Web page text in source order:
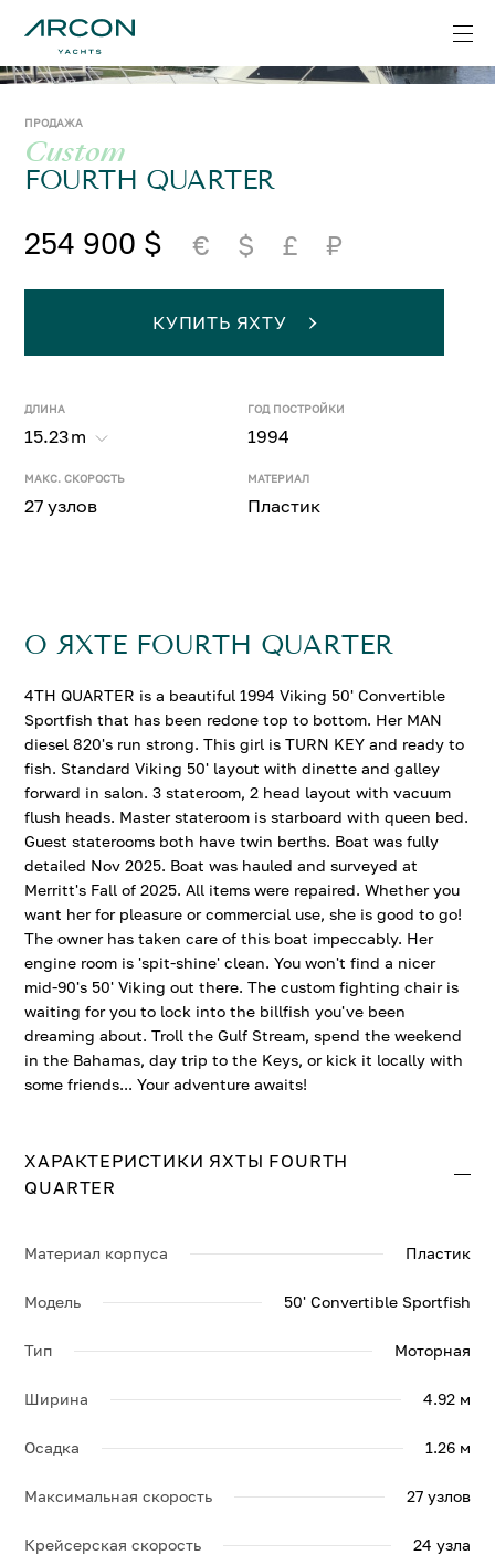
ПРОДАЖА
Custom
FOURTH QUARTER
254 900 $ € $ £ ₽
ДЛИНА
15.23m
ГОД ПОСТРОЙКИ
1994
МАКС. СКОРОСТЬ
27 узлов
МАТЕРИАЛ
Пластик
КУПИТЬ ЯХТУ
О ЯХТЕ FOURTH QUARTER
4TH QUARTER is a beautiful 1994 Viking 50' Convertible
Sportfish that has been redone top to bottom. Her MAN
diesel 820's run strong. This girl is TURN KEY and ready to
fish. Standard Viking 50' layout with dinette and galley
forward in salon. 3 stateroom, 2 head layout with vacuum
flush heads. Master stateroom is starboard with queen bed.
Guest staterooms both have twin berths. Boat was fully
detailed Nov 2025. Boat was hauled and surveyed at
Merritt's Fall of 2025. All items were repaired. Whether you
want her for pleasure or commercial use, she is good to go!
The owner has taken care of this boat impeccably. Her
engine room is 'spit-shine' clean. You won't find a nicer
mid-90's 50' Viking out there. The custom fighting chair is
waiting for you to lock into the billfish you've been
dreaming about. Troll the Gulf Stream, spend the weekend
in the Bahamas, day trip to the Keys, or kick it locally with
some friends... Your adventure awaits!
ХАРАКТЕРИСТИКИ ЯХТЫ FOURTH
QUARTER
Материал корпуса Пластик
Модель 50' Convertible Sportfish
Тип Моторная
Ширина 4.92 м
Осадка 1.26 м
Максимальная скорость 27 узлов
Крейсерская скорость 24 узла